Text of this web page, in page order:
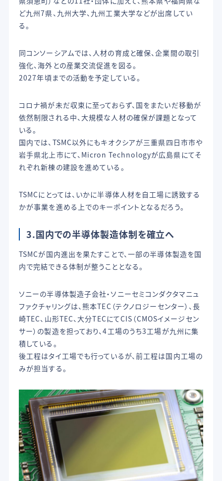
ど九州7県、九州大学、九州工業大学などが出席してい
る。
同コンソーシアムでは、人材の育成と確保、企業間の取引
強化、海外との産業交流促進を図る。
2027年頃までの活動を予定している。
コロナ禍が未だ収束に至っておらず、国をまたいだ移動が
依然制限される中、大規模な人材の確保が課題となって
いる。
国内では、TSMC以外にもキオクシアが三重県四日市市や
岩手県北上市にて、Micron Technologyが広島県にてそ
れぞれ新棟の建設を進めている。
TSMCにとっては、いかに半導体人材を自工場に誘致する
かが事業を進める上でのキーポイントとなるだろう。
3.国内での半導体製造体制を確立へ
TSMCが国内進出を果たすことで、一部の半導体製造を国
内で完結できる体制が整うこととなる。
ソニーの半導体製造子会社・ソニーセミコンダクタマニュ
ファクチャリングは、熊本TEC（テクノロジーセンター）、長
崎TEC、山形TEC、大分TECにてCIS（CMOSイメージセン
サー）の製造を担っており、4工場のうち3工場が九州に集
積している。
後工程はタイ工場でも行っているが、前工程は国内工場の
みが担当する。